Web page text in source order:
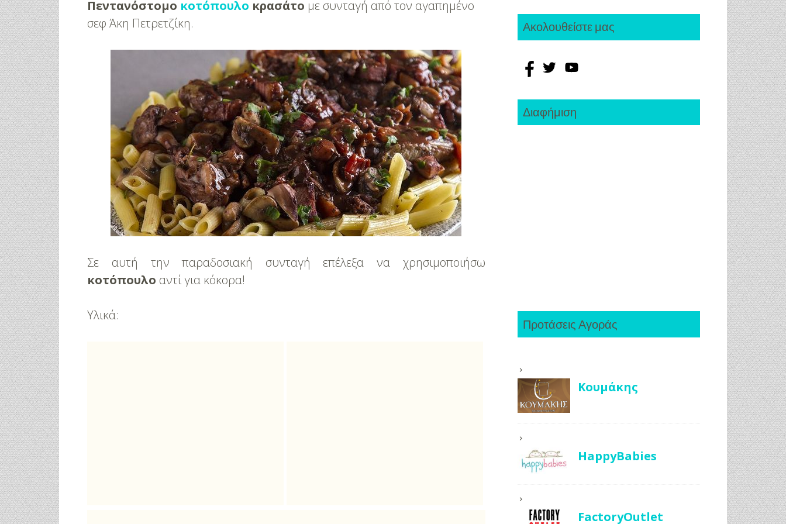
Πεντανόστομο κοτόπουλο κρασάτο με συνταγή από τον αγαπημένο
σεφ Άκη Πετρετζίκη.
Σε αυτή την παραδοσιακή συνταγή επέλεξα να χρησιμοποιήσω
κοτόπουλο αντί για κόκορα!
Υλικά:
Ακολουθείστε μας
Διαφήμιση
Προτάσεις Αγοράς
Κουμάκης
HappyBabies
FactoryOutlet